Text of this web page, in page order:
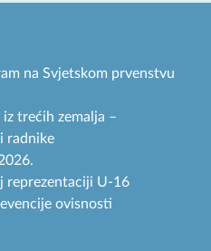
na Svjetskom prvenstvu
trećih zemalja –
radnike
reprezentaciji U-16
ovisnosti